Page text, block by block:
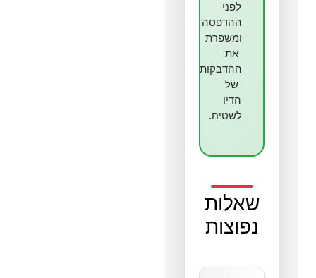
לפני
ההדפסה
ומשפרת
את
ההדבקות
של
הדיו
לשטיח.
שאלות
נפוצות